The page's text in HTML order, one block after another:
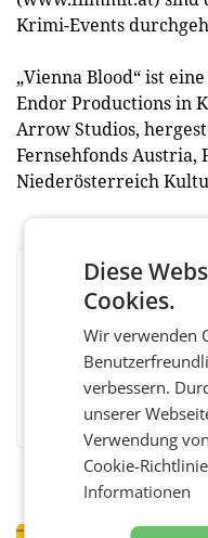
Krimi-Events
„Vienna Blood“ ist
Endor Productions in
Arrow Studios,
Fernsehfonds Austria,
Niederösterreich
BEWERTEN SIE DIESEN
FacebookTwitter
Diese
Cookies.
Wir verwenden
verbessern.
unserer
Verwendung
Cookie-
Informationen